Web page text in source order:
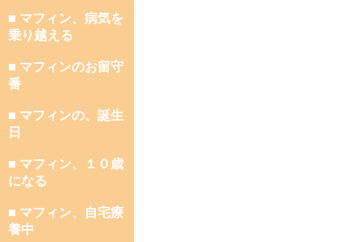
■ マフィン、病気を
乗り越える
■ マフィンのお留守
番
■ マフィンの、誕生
日
■ マフィン、１０歳
になる
■ マフィン、自宅療
養中